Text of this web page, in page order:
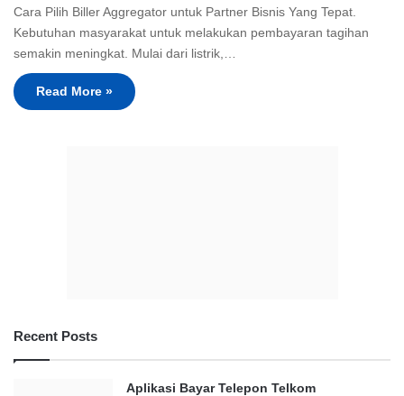
Cara Pilih Biller Aggregator untuk Partner Bisnis Yang Tepat.
Kebutuhan masyarakat untuk melakukan pembayaran tagihan
semakin meningkat. Mulai dari listrik,…
Read More »
Recent Posts
Aplikasi Bayar Telepon Telkom